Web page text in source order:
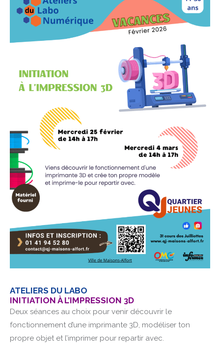
ATELIERS DU LABO
INITIATION À L’IMPRESSION 3D
Deux séances au choix pour venir découvrir le
fonctionnement d’une imprimante 3D, modéliser ton
propre objet et l’imprimer pour repartir avec.